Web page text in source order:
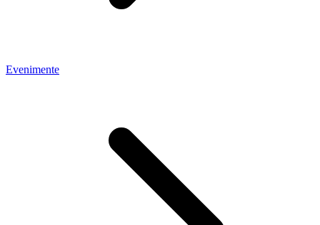
Evenimente